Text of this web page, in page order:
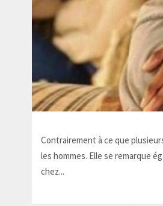
Contrairement à ce que
les hommes. Elle se remarque
chez...